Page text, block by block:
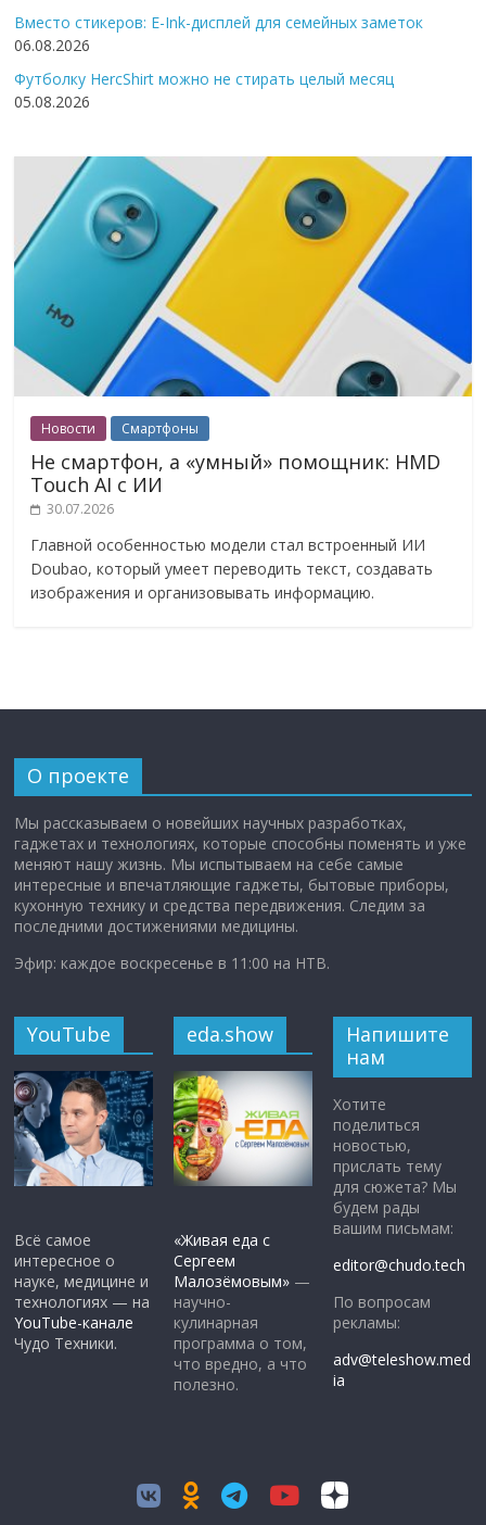
Вместо стикеров: E-Ink-дисплей для семейных заметок
06.08.2026
Футболку HercShirt можно не стирать целый месяц
05.08.2026
Новости Смартфоны
Не смартфон, а «умный» помощник: HMD
Touch AI с ИИ
30.07.2026
Главной особенностью модели стал встроенный ИИ
Doubao, который умеет переводить текст, создавать
изображения и организовывать информацию.
О проекте
Мы рассказываем о новейших научных разработках,
гаджетах и технологиях, которые способны поменять и уже
меняют нашу жизнь. Мы испытываем на себе самые
интересные и впечатляющие гаджеты, бытовые приборы,
кухонную технику и средства передвижения. Следим за
последними достижениями медицины.
Эфир: каждое воскресенье в 11:00 на НТВ.
YouTube
Всё самое
интересное о
науке, медицине и
технологиях — на
YouTube-канале
Чудо Техники.
eda.show
«Живая еда с
Сергеем
Малозёмовым» —
научно-
кулинарная
программа о том,
что вредно, а что
полезно.
Напишите
нам
Хотите
поделиться
новостью,
прислать тему
для сюжета? Мы
будем рады
вашим письмам:
editor@chudo.tech
По вопросам
рекламы:
adv@teleshow.med
ia